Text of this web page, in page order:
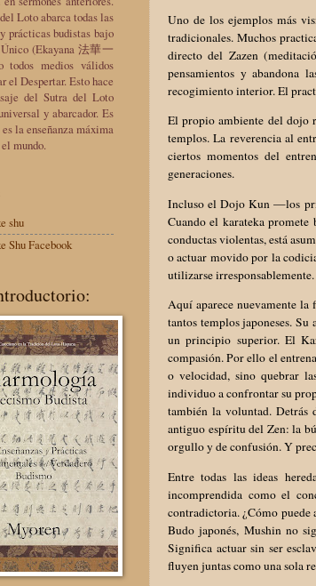
Uno de los ejemplos más
tradicionales. Muchos
directo del Zazen
pensamientos y abandona
recogimiento interior. El
El propio ambiente del dojo
templos. La reverencia al
ciertos momentos del
generaciones.
Incluso el Dojo Kun —los
Cuando el karateka promete
conductas violentas, está
o actuar movido por la
utilizarse
Aquí aparece nuevamente
tantos templos japoneses.
un principio superior. El
compasión. Por ello el
o velocidad, sino quebrar
individuo a confrontar su
también la voluntad. Detrás
antiguo espíritu del Zen: la
orgullo y de confusión. Y
Entre todas las ideas
incomprendida como el
contradictoria. ¿Cómo
Budo japonés, Mushin no
Significa actuar sin ser
fluyen juntas como una sola
Loto abarca todas las
prácticas budistas bajo
(Ekayana 法華一
todos medios válidos
el Despertar. Esto hace
del Sutra del Loto
y abarcador. Es
la enseñanza máxima
mundo.
shu
Shu Facebook